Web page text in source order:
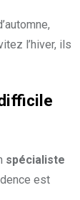
l’hiver, ils
spécialiste
est